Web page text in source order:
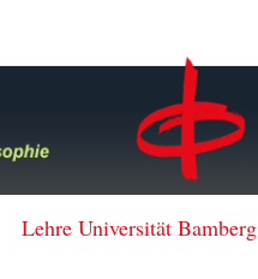
Lehre Universität Bamberg